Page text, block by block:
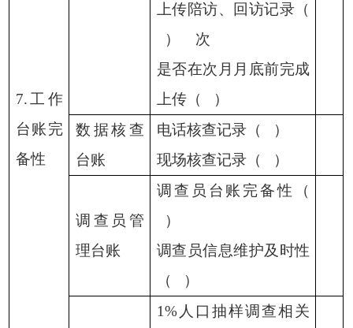
7.工作
台账完
备性
上传陪访、回访记录（
）
次
是否在次月月底前完成
上传（
）
数据核查
台账
电话核查记录（
）
现场核查记录（
）
调查员管
理台账
调查员台账完备性（
）
调查员信息维护及时性
（
）
1%人口抽样调查相关